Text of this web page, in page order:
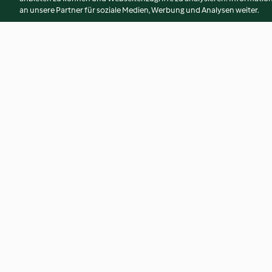
an unsere Partner für soziale Medien, Werbung und Analysen weiter.